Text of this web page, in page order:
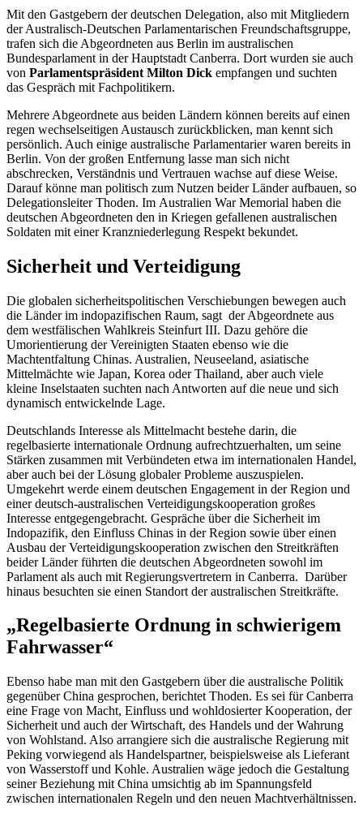
Mit den Gastgebern der deutschen Delegation, also mit Mitgliedern
der Australisch-Deutschen Parlamentarischen Freundschaftsgruppe,
trafen sich die Abgeordneten aus Berlin im australischen
Bundesparlament in der Hauptstadt Canberra. Dort wurden sie auch
von Parlamentspräsident Milton Dick empfangen und suchten
das Gespräch mit Fachpolitikern.
Mehrere Abgeordnete aus beiden Ländern können bereits auf einen
regen wechselseitigen Austausch zurückblicken, man kennt sich
persönlich. Auch einige australische Parlamentarier waren bereits in
Berlin. Von der großen Entfernung lasse man sich nicht
abschrecken, Verständnis und Vertrauen wachse auf diese Weise.
Darauf könne man politisch zum Nutzen beider Länder aufbauen, so
Delegationsleiter Thoden. Im Australien War Memorial haben die
deutschen Abgeordneten den in Kriegen gefallenen australischen
Soldaten mit einer Kranzniederlegung Respekt bekundet.
Sicherheit und Verteidigung
Die globalen sicherheitspolitischen Verschiebungen bewegen auch
die Länder im indopazifischen Raum, sagt der Abgeordnete aus
dem westfälischen Wahlkreis Steinfurt III. Dazu gehöre die
Umorientierung der Vereinigten Staaten ebenso wie die
Machtentfaltung Chinas. Australien, Neuseeland, asiatische
Mittelmächte wie Japan, Korea oder Thailand, aber auch viele
kleine Inselstaaten suchten nach Antworten auf die neue und sich
dynamisch entwickelnde Lage.
Deutschlands Interesse als Mittelmacht bestehe darin, die
regelbasierte internationale Ordnung aufrechtzuerhalten, um seine
Stärken zusammen mit Verbündeten etwa im internationalen Handel,
aber auch bei der Lösung globaler Probleme auszuspielen.
Umgekehrt werde einem deutschen Engagement in der Region und
einer deutsch-australischen Verteidigungskooperation großes
Interesse entgegengebracht. Gespräche über die Sicherheit im
Indopazifik, den Einfluss Chinas in der Region sowie über einen
Ausbau der Verteidigungskooperation zwischen den Streitkräften
beider Länder führten die deutschen Abgeordneten sowohl im
Parlament als auch mit Regierungsvertretern in Canberra. Darüber
hinaus besuchten sie einen Standort der australischen Streitkräfte.
„Regelbasierte Ordnung in schwierigem
Fahrwasser“
Ebenso habe man mit den Gastgebern über die australische Politik
gegenüber China gesprochen, berichtet Thoden. Es sei fürCanberra
eine Frage von Macht, Einfluss und wohldosierter Kooperation, der
Sicherheit und auch der Wirtschaft, des Handels und der Wahrung
von Wohlstand. Also arrangiere sich die australische Regierung mit
Peking vorwiegend als Handelspartner, beispielsweise als Lieferant
von Wasserstoff und Kohle. Australien wäge jedoch die Gestaltung
seiner Beziehung mit China umsichtig ab im Spannungsfeld
zwischen internationalen Regeln und den neuen Machtverhältnissen.